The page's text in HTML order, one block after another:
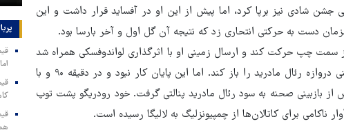
جشن شادی نیز برپا کرد، اما پیش از این او در آفساید قرار داشت و این
دست به حرکتی انتحاری زد که نتیجه آن گل اول و آخر بارسا بود.
سمت چپ حرکت کند و ارسال زمینی او با اثرگذاری لواندوفسکی همراه شد
تا در سمت مقابل فران تورس با ضربه ای زمینی دروازه رئال مادرید را باز کند. اما این پایان کار نبود و در دقیقه ۹۰ و با
بازبینی صحنه به سود رئال مادرید پنالتی گرفت. خود رودریگو پشت توپ
ناکامی برای کاتالان‌ها از چمپیونزلیگ به لالیگا رسیده است.